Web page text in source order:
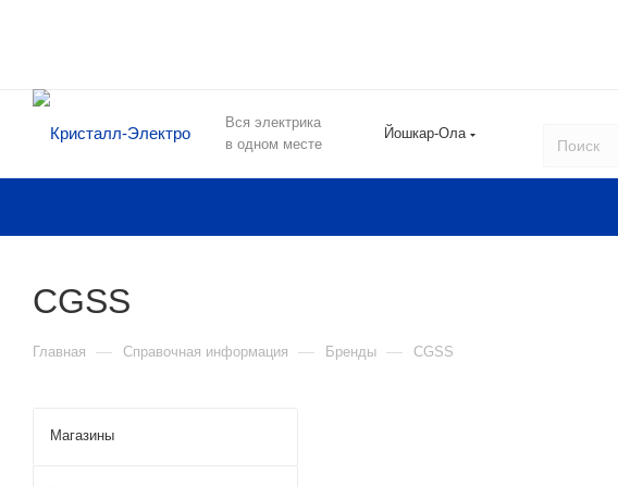
Вся электрика
в одном месте
Йошкар-Ола
CGSS
Главная — Справочная информация — Бренды — CGSS
Магазины